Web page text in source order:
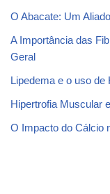
O Abacate: Um
A Importância das
Geral
Lipedema e o uso
Hipertrofia Muscular
O Impacto do Cálcio